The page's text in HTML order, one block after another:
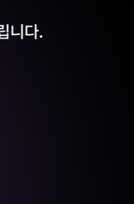
니다.